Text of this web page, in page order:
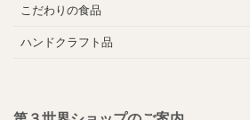
こだわりの食品
ハンドクラフト品